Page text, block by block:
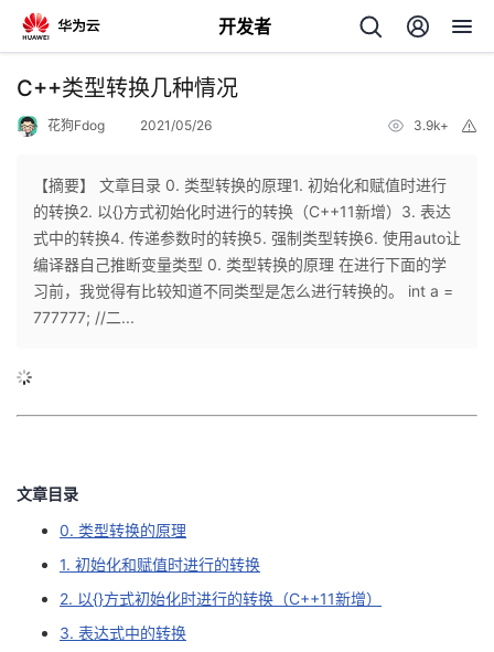
开发者
返
个
人
主
我
的
者
的
我
我
发
学
我
Programs
的
持
C++类型转换几种情况
花狗Fdog 2021/05/26 3.9k+
【摘要】 文章目录 0. 类型转换的原理1. 初始化和赋值时进行
的转换2. 以{}方式初始化时进行的转换（C++11新增）3. 表达
式中的转换4. 传递参数时的转换5. 强制类型转换6. 使用auto让
编译器自己推断变量类型 0. 类型转换的原理 在进行下面的学
习前，我觉得有比较知道不同类型是怎么进行转换的。 int a =
777777; //二...
文章目录
0. 类型转换的原理
1. 初始化和赋值时进行的转换
2. 以{}方式初始化时进行的转换（C++11新增）
3. 表达式中的转换